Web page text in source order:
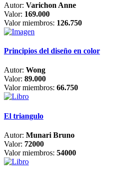
Autor: Varichon Anne
Valor: 169.000
Valor miembros: 126.750
Principios del diseño en color
Autor: Wong
Valor: 89.000
Valor miembros: 66.750
El triangulo
Autor: Munari Bruno
Valor: 72000
Valor miembros: 54000